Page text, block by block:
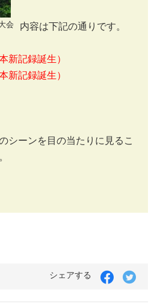
会 内容は下記の通りです。
新記録誕生）
新記録誕生）
シーンを目の当たりに見るこ
シェアする